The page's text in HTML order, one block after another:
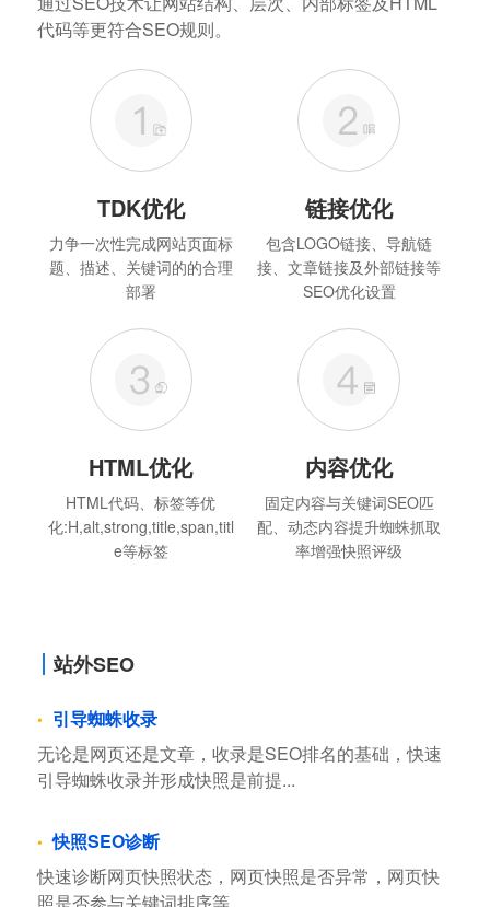
代码等更符合SEO规则。
TDK优化
力争一次性完成网站页面标
题、描述、关键词的的合理
部署
链接优化
包含LOGO链接、导航链
接、文章链接及外部链接等
SEO优化设置
HTML优化
HTML代码、标签等优
化:H,alt,strong,title,span,titl
e等标签
内容优化
固定内容与关键词SEO匹
配、动态内容提升蜘蛛抓取
率增强快照评级
站外SEO
引导蜘蛛收录
无论是网页还是文章，收录是SEO排名的基础，快速
引导蜘蛛收录并形成快照是前提...
快照SEO诊断
快速诊断网页快照状态，网页快照是否异常，网页快